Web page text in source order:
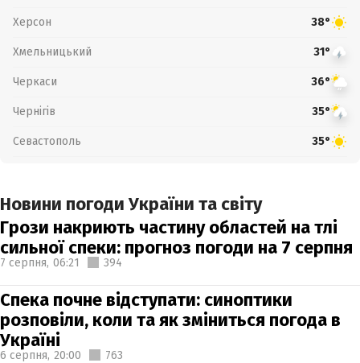
Херсон 38°
Хмельницький 31°
Черкаси 36°
Чернігів 35°
Севастополь 35°
Новини погоди України та світу
Грози накриють частину областей на тлі
сильної спеки: прогноз погоди на 7 серпня
7 серпня, 06:21 394
Спека почне відступати: синоптики
розповіли, коли та як зміниться погода в
Україні
6 серпня, 20:00 763